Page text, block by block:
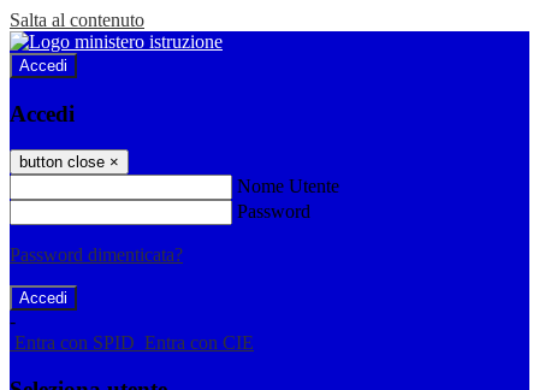
Salta al contenuto
Accedi
Accedi
button close ×
Nome Utente
Password
Password dimenticata?
-
Entra con SPID Entra con CIE